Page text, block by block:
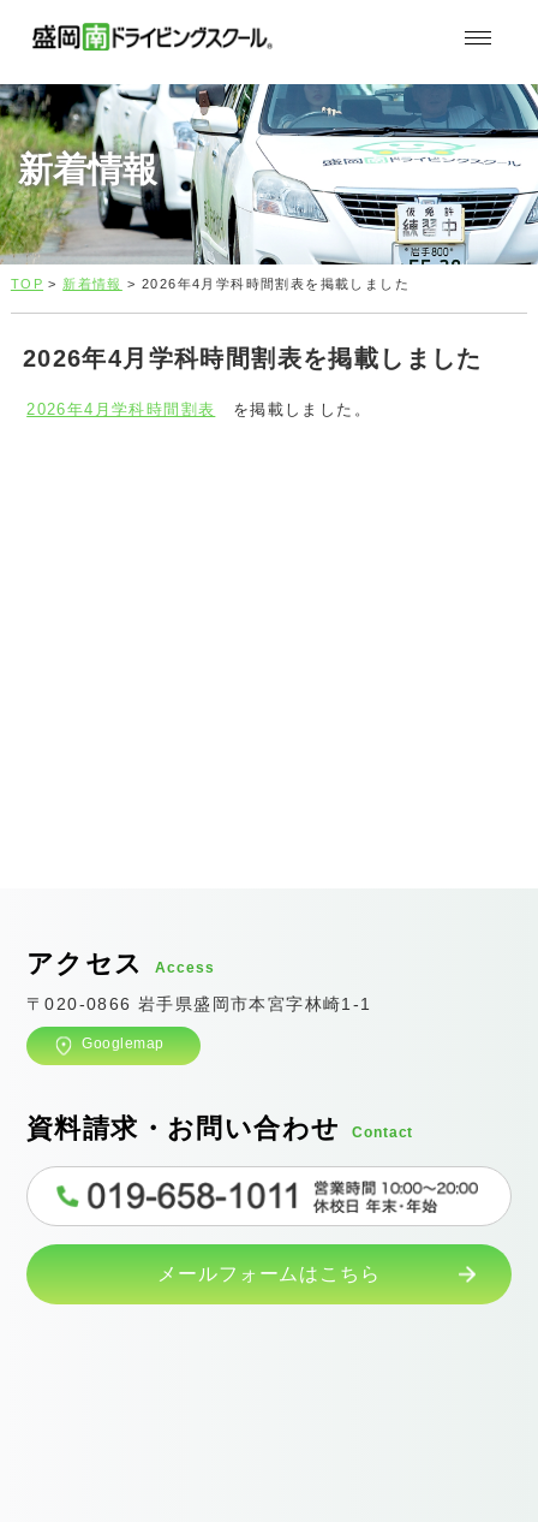
新着情報
TOP > 新着情報 > 2026年4月学科時間割表を掲載しました
2026年4月学科時間割表を掲載しました
2026年4月学科時間割表 を掲載しました。
アクセス Access
〒020-0866 岩手県盛岡市本宮字林崎1-1
Googlemap
資料請求・お問い合わせ Contact
メールフォームはこちら